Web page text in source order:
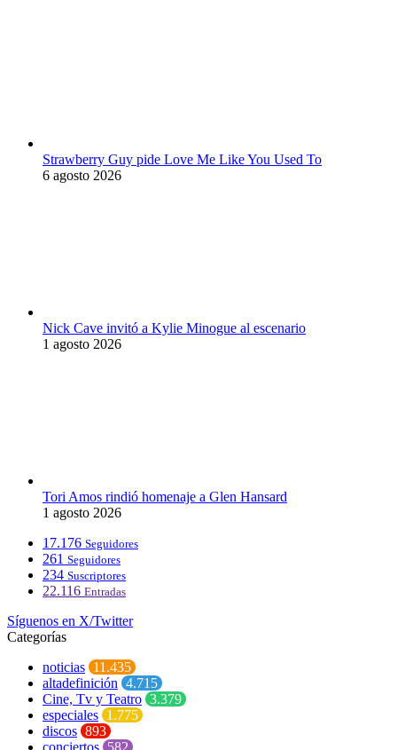
Strawberry Guy pide Love Me Like You Used To
6 agosto 2026
Nick Cave invitó a Kylie Minogue al escenario
1 agosto 2026
Tori Amos rindió homenaje a Glen Hansard
1 agosto 2026
17.176 Seguidores
261 Seguidores
234 Suscriptores
22.116 Entradas
Síguenos en X/Twitter
Categorías
noticias 11.435
altadefinición 4.715
Cine, Tv y Teatro 3.379
especiales 1.775
discos 893
conciertos 582